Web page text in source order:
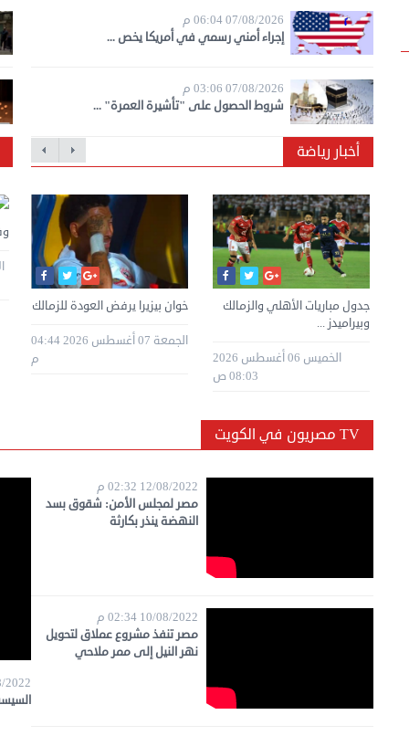
07/08/2026 06:04 م
إجراء أمني رسمي في أمريكا يخص ...
07/08/2026 03:06 م
شروط الحصول على "تأشيرة العمرة" ...
عمالقة التكنولوجيا يضخون أكثر
طلاق أحمد خالد صالح وهنادي
الخميس 30 يوليه 2026 07:45 م
أخبار رياضة
خوان بيزيرا يرفض العودة للزمالك
الجمعة 07 أغسطس 2026 04:44
م
جدول مباريات الأهلي والزمالك
وبيراميدز ...
الخميس 06 أغسطس 2026
08:03 ص
TV مصريون في الكويت
14/08/
12/08/2022 02:32 م
مصر لمجلس الأمن: شقوق بسد
النهضة ينذر بكارثة
10/08/2022 02:34 م
مصر تنفذ مشروع عملاق لتحويل
نهر النيل إلى ممر ملاحي